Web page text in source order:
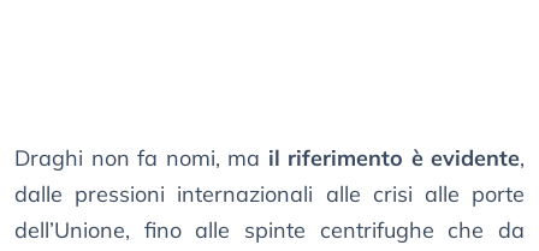
Draghi non fa nomi, ma il riferimento è evidente,
dalle pressioni internazionali alle crisi alle porte
dell’Unione, fino alle spinte centrifughe che da